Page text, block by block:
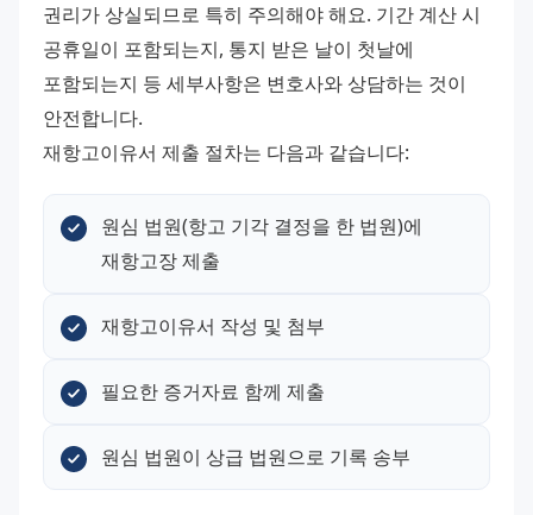
권리가 상실되므로 특히 주의해야 해요. 기간 계산 시
공휴일이 포함되는지, 통지 받은 날이 첫날에
포함되는지 등 세부사항은 변호사와 상담하는 것이
안전합니다.
재항고이유서 제출 절차는 다음과 같습니다:
원심 법원(항고 기각 결정을 한 법원)에
재항고장 제출
재항고이유서 작성 및 첨부
필요한 증거자료 함께 제출
원심 법원이 상급 법원으로 기록 송부